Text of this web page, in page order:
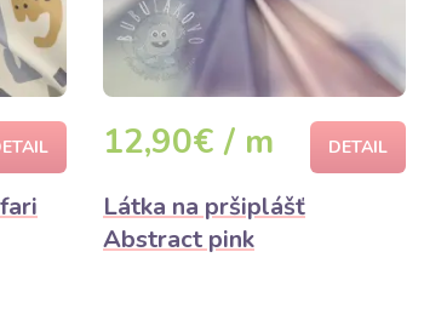
12,90€ / m DETAIL
Látka na pršiplášť
Abstract pink